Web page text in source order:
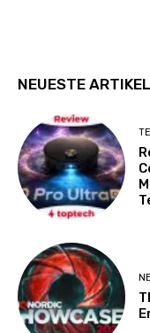
NEUESTE ARTIKEL